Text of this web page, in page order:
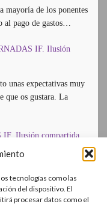
tecnologías como las
del dispositivo. El
procesar datos como el
de los ponentes
al pago de gastos…
IF. Ilusión
unas expectativas muy
que os gustara. La
IF. Ilusión compartida
capacidad de
de…